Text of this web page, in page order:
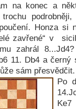
na konec a
trochu
Honza si
zavřené“ v
zahrál
11. Db4 a černý
sám přesvědčit.
Po